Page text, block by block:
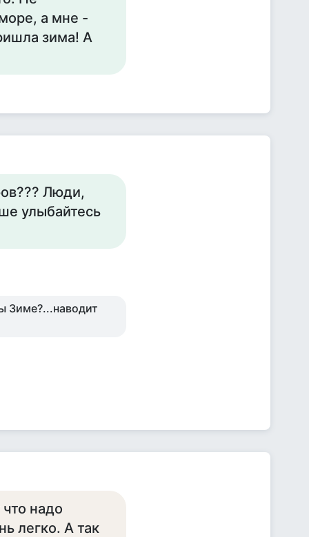
а мне -
зима! А
Люди,
улыбайтесь
Зиме?...наводит
надо
легко. А так